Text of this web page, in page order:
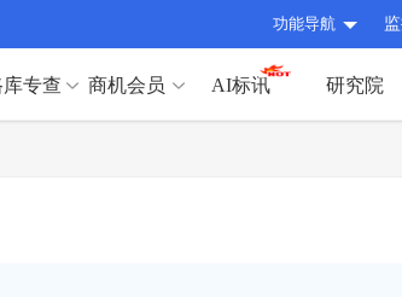
功能导航
专查 商机会员 AI标讯 研究院